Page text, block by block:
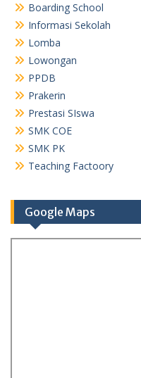
Boarding School
Informasi Sekolah
Lomba
Lowongan
PPDB
Prakerin
Prestasi SIswa
SMK COE
SMK PK
Teaching Factoory
Google Maps